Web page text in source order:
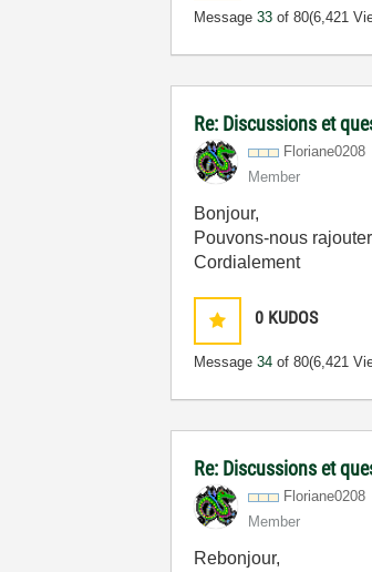
Message33 of 80(6,421
Re: Discussions et
Floriane0208
Member
Bonjour,
Pouvons-nous
Cordialement
0 KUDOS
Message34 of 80(6,421
Re: Discussions et
Floriane0208
Member
Rebonjour,